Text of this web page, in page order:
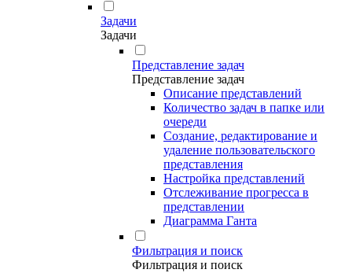
Задачи
Задачи
Представление задач
Представление задач
Описание представлений
Количество задач в папке или
очереди
Создание, редактирование и
удаление пользовательского
представления
Настройка представлений
Отслеживание прогресса в
представлении
Диаграмма Ганта
Фильтрация и поиск
Фильтрация и поиск